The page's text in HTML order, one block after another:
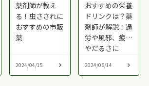
薬剤師が教え
る！虫さされに
おすすめの市販
薬
2024/04/15
おすすめの栄養
ドリンクは？薬
剤師が解説！過
労や風邪、疲れ
やだるさに
2024/06/14